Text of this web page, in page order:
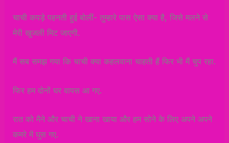
चाची कपड़े पहनती हुई बोलीं- तुम्हारे पास ऐसा क्या है, जिसे मलने से
मेरी खुजली मिट जाएगी.
मैं सब समझ गया कि चाची क्या कहलवाना चाहती हैं फिर भी मैं चुप रहा.
फिर हम दोनों घर वापस आ गए.
रात को मैने और चाची ने खाना खाया और हम सोने के लिए अपने अपने
कमरे में घुस गए.